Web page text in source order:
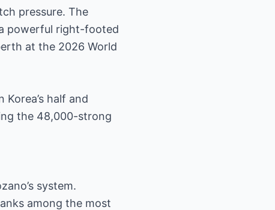
pressure. The
powerful right-footed
at the 2026 World
half and
the 48,000-strong
system.
among the most